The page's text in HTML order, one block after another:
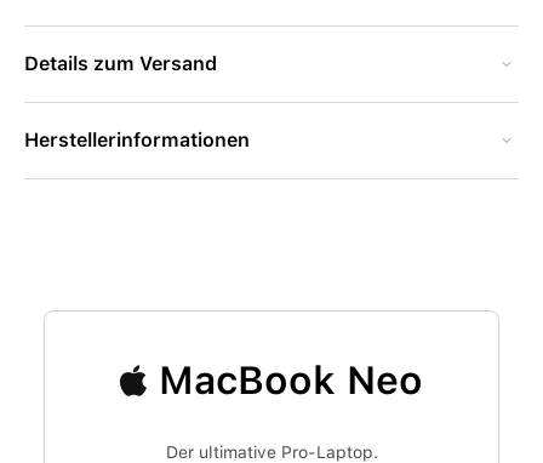
Details zum Versand
Herstellerinformationen
MacBook Neo
Der ultimative Pro-Laptop.